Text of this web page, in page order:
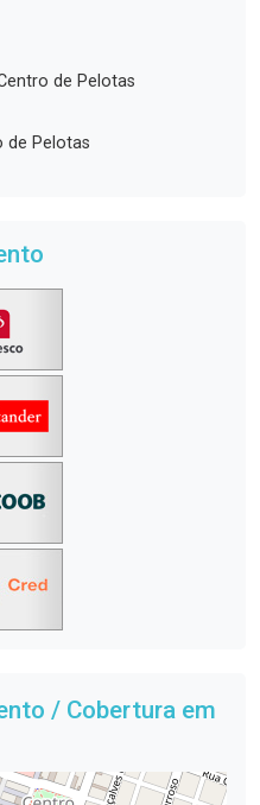
de Pelotas
de Pelotas
/ Cobertura em